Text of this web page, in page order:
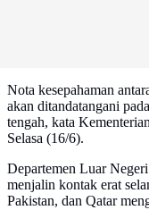
Nota kesepahaman
akan ditandatangani
tengah, kata
Selasa (16/6).
Departemen Luar
menjalin kontak erat
Pakistan, dan Qatar